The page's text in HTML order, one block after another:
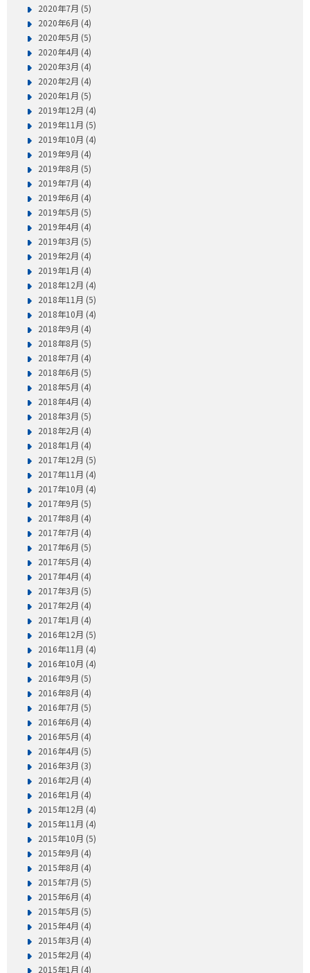
2020年7月 (5)
2020年6月 (4)
2020年5月 (5)
2020年4月 (4)
2020年3月 (4)
2020年2月 (4)
2020年1月 (5)
2019年12月 (4)
2019年11月 (5)
2019年10月 (4)
2019年9月 (4)
2019年8月 (5)
2019年7月 (4)
2019年6月 (4)
2019年5月 (5)
2019年4月 (4)
2019年3月 (5)
2019年2月 (4)
2019年1月 (4)
2018年12月 (4)
2018年11月 (5)
2018年10月 (4)
2018年9月 (4)
2018年8月 (5)
2018年7月 (4)
2018年6月 (5)
2018年5月 (4)
2018年4月 (4)
2018年3月 (5)
2018年2月 (4)
2018年1月 (4)
2017年12月 (5)
2017年11月 (4)
2017年10月 (4)
2017年9月 (5)
2017年8月 (4)
2017年7月 (4)
2017年6月 (5)
2017年5月 (4)
2017年4月 (4)
2017年3月 (5)
2017年2月 (4)
2017年1月 (4)
2016年12月 (5)
2016年11月 (4)
2016年10月 (4)
2016年9月 (5)
2016年8月 (4)
2016年7月 (5)
2016年6月 (4)
2016年5月 (4)
2016年4月 (5)
2016年3月 (3)
2016年2月 (4)
2016年1月 (4)
2015年12月 (4)
2015年11月 (4)
2015年10月 (5)
2015年9月 (4)
2015年8月 (4)
2015年7月 (5)
2015年6月 (4)
2015年5月 (5)
2015年4月 (4)
2015年3月 (4)
2015年2月 (4)
2015年1月 (4)